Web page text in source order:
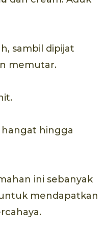
sambil dipijat
memutar.
hingga
ini sebanyak
mendapatkan